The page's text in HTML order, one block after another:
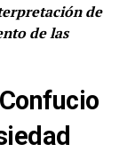
de
de las